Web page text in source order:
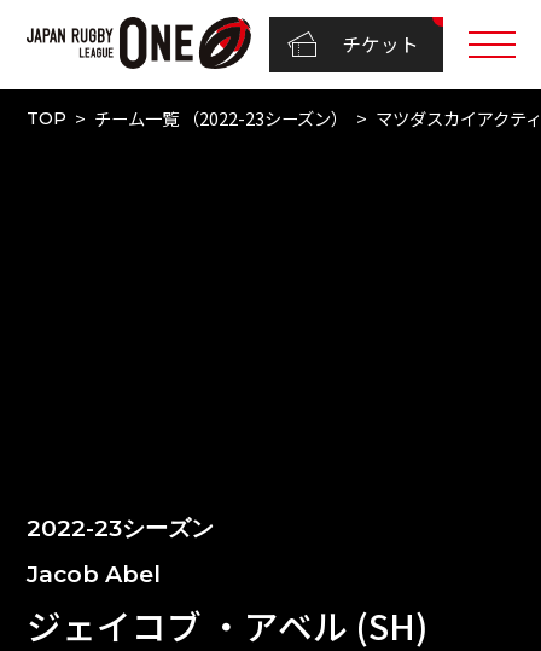
チケット
TOP チーム一覧 （2022-23シーズン） マツダスカイアクテ
2022-23シーズン
Jacob Abel
ジェイコブ ・アベル (SH)